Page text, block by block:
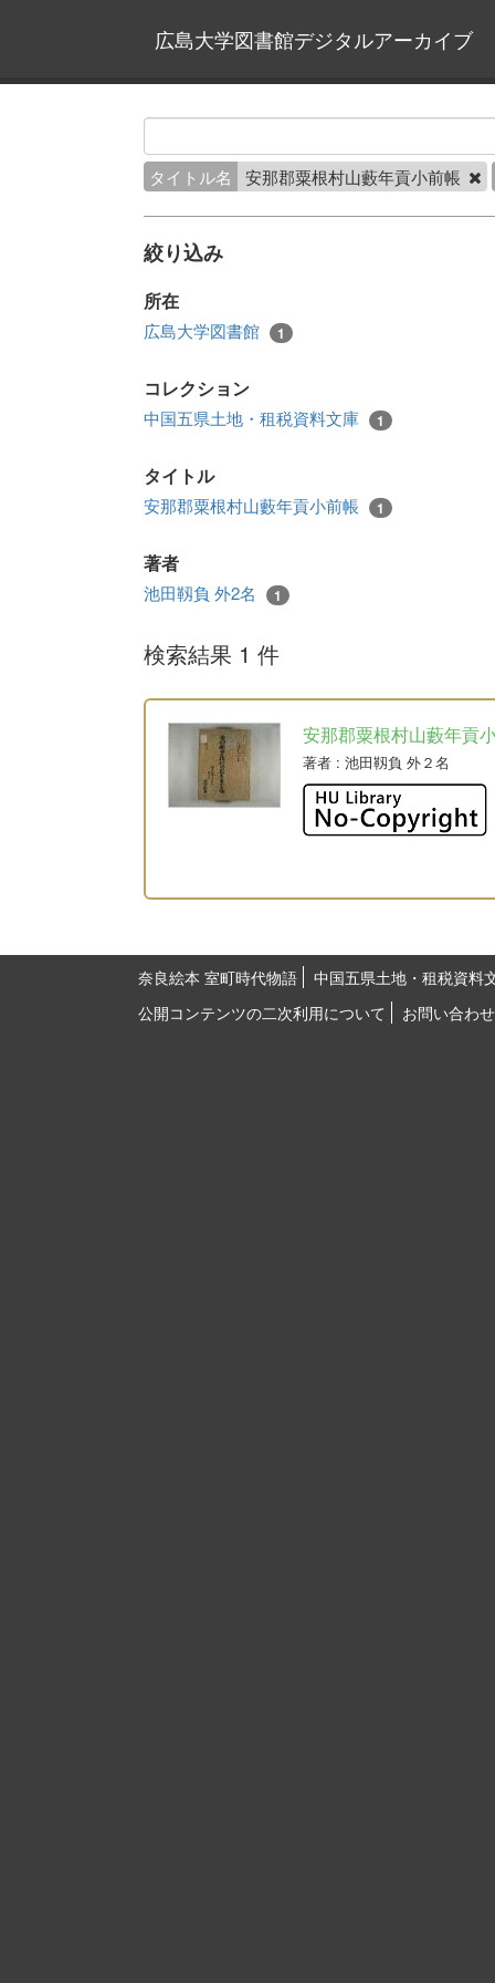
広島大学図書館デジタルアーカイブ
タイトル名 安那郡粟根村山藪年貢小前帳
絞り込み
所在
広島大学図書館 1
コレクション
中国五県土地・租税資料文庫 1
タイトル
安那郡粟根村山藪年貢小前帳 1
著者
池田靱負 外2名 1
検索結果 1 件
安那郡粟根村山藪年貢
著者 : 池田靱負 外２名
奈良絵本 室町時代物語
中国五県土地・租税資料
公開コンテンツの二次利用について
お問い合わせ